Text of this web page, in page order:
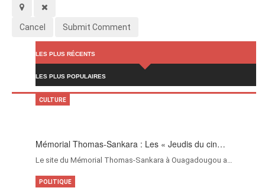
Cancel Submit Comment
LES PLUS RÉCENTS
LES PLUS POPULAIRES
Mémorial Thomas-Sankara : Les « Jeudis du cin…
Le site du Mémorial Thomas-Sankara à Ouagadougou a…
CULTURE
POLITIQUE